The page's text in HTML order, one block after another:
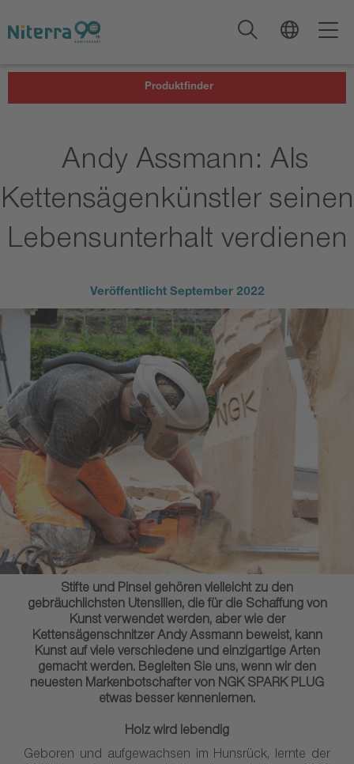
to
main
to
main
to
footer
Produktfinder
Andy Assmann: Als
Kettensägenkünstler seinen
Lebensunterhalt verdienen
Veröffentlicht September 2022
Stifte und Pinsel gehören vielleicht zu den
gebräuchlichsten Utensilien, die für die Schaffung von
Kunst verwendet werden, aber wie der
Kettensägenschnitzer Andy Assmann beweist, kann
Kunst auf viele verschiedene und einzigartige Arten
gemacht werden. Begleiten Sie uns, wenn wir den
neuesten Markenbotschafter von NGK SPARK PLUG
etwas besser kennenlernen.
Holz wird lebendig
Geboren und aufgewachsen im Hunsrück, lernte der